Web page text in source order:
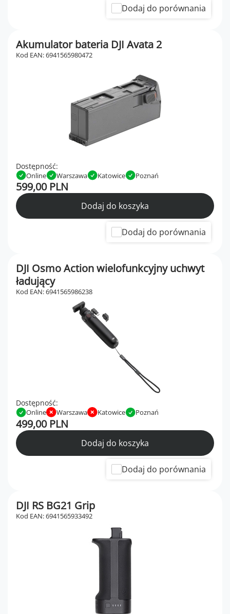
Dodaj do porównania
Akumulator bateria DJI Avata 2
Kod EAN: 6941565980472
Dostępność:
Online Warszawa Katowice Poznań
599,00 PLN
Dodaj do koszyka
Dodaj do porównania
DJI Osmo Action wielofunkcyjny uchwyt
ładujący
Kod EAN: 6941565986238
Dostępność:
Online Warszawa Katowice Poznań
499,00 PLN
Dodaj do koszyka
Dodaj do porównania
DJI RS BG21 Grip
Kod EAN: 6941565933492